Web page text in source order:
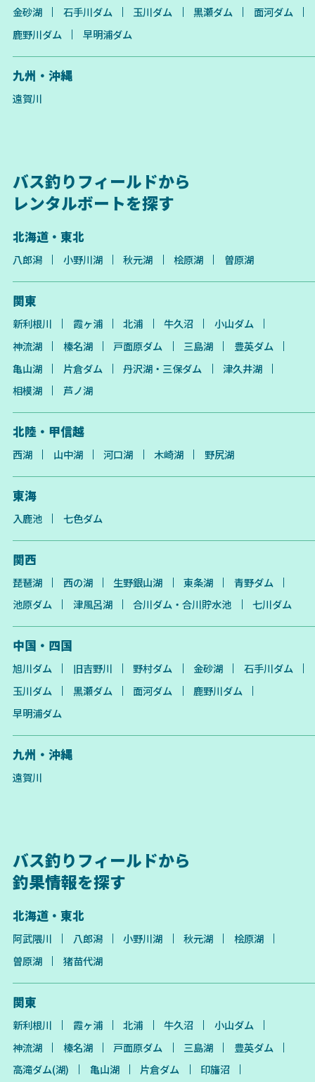
金砂湖
石手川ダム 玉川ダム 黒瀬ダム
面河ダム
鹿野川ダム
早明浦ダム
九州・沖縄
遠賀川
バス釣りフィールドから
レンタルボートを探す
北海道・東北
八郎潟 小野川湖 秋元湖 桧原湖 曽原湖
関東
新利根川 霞ヶ浦 北浦 牛久沼
小山ダム
神流湖
榛名湖 戸面原ダム 三島湖
豊英ダム
亀山湖
片倉ダム 丹沢湖・三保ダム
津久井湖
相模湖
芦ノ湖
北陸・甲信越
西湖 山中湖 河口湖 木崎湖 野尻湖
東海
入鹿池 七色ダム
関西
琵琶湖 西の湖 生野銀山湖 東条湖
青野ダム
池原ダム
津風呂湖 合川ダム・合川貯水池 七川ダム
中国・四国
旭川ダム 旧吉野川 野村ダム 金砂湖
石手川ダム
玉川ダム
黒瀬ダム 面河ダム
鹿野川ダム
早明浦ダム
九州・沖縄
遠賀川
バス釣りフィールドから
釣果情報を探す
北海道・東北
阿武隈川 八郎潟 小野川湖 秋元湖
桧原湖
曽原湖
猪苗代湖
関東
新利根川 霞ヶ浦 北浦 牛久沼
小山ダム
神流湖
榛名湖 戸面原ダム 三島湖
豊英ダム
高滝ダム(湖)
亀山湖 片倉ダム 印旛沼